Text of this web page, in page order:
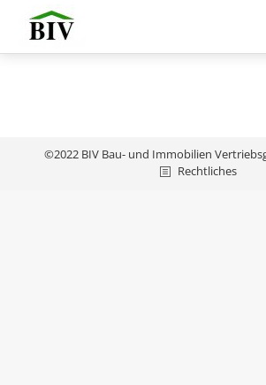
©2022 BIV Bau- und Immobilien
Rechtliches